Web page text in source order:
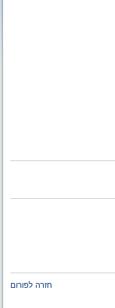
חזרה לפורום